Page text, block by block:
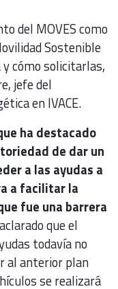
del MOVES como
Sostenible
cómo solicitarlas,
jefe del
en IVACE.
ha destacado
de dar un
a las ayudas a
a facilitar la
fue una barrera
que el
todavía no
al anterior plan
se realizará